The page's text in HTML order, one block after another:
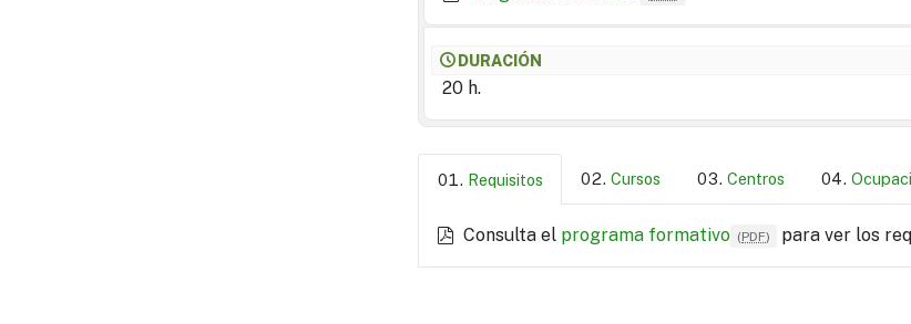
DURACIÓN
20 h.
Requisitos Cursos Centros
Consulta el programa formativo (PDF) para ver los